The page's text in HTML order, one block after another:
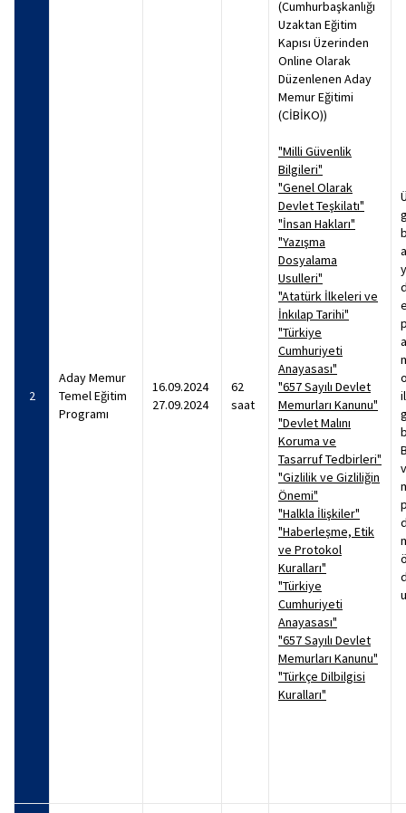
2
Aday Memur
Temel Eğitim
Programı
16.09.2024
27.09.2024
62
saat
(Cumhurbaşkanlığı
Uzaktan Eğitim
Kapısı Üzerinden
Online Olarak
Düzenlenen Aday
Memur Eğitimi
(CİBİKO))
"Milli Güvenlik
Bilgileri"
"Genel Olarak
Devlet Teşkilatı"
"İnsan Hakları"
"Yazışma
Dosyalama
Usulleri"
"Atatürk İlkeleri ve
İnkılap Tarihi"
"Türkiye
Cumhuriyeti
Anayasası"
"657 Sayılı Devlet
Memurları Kanunu"
"Devlet Malını
Koruma ve
Tasarruf Tedbirleri"
"Gizlilik ve Gizliliğin
Önemi"
"Halkla İlişkiler"
"Haberleşme, Etik
ve Protokol
Kuralları"
"Türkiye
Cumhuriyeti
Anayasası"
"657 Sayılı Devlet
Memurları Kanunu"
"Türkçe Dilbilgisi
Kuralları"